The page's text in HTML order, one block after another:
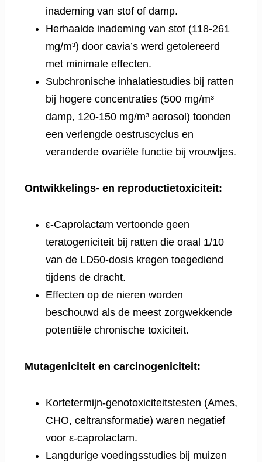
inademing van stof of damp.
Herhaalde inademing van stof (118-261
mg/m³) door cavia’s werd getolereerd
met minimale effecten.
Subchronische inhalatiestudies bij ratten
bij hogere concentraties (500 mg/m³
damp, 120-150 mg/m³ aerosol) toonden
een verlengde oestruscyclus en
veranderde ovariële functie bij vrouwtjes.
Ontwikkelings- en reproductietoxiciteit:
ε-Caprolactam vertoonde geen
teratogeniciteit bij ratten die oraal 1/10
van de LD50-dosis kregen toegediend
tijdens de dracht.
Effecten op de nieren worden
beschouwd als de meest zorgwekkende
potentiële chronische toxiciteit.
Mutageniciteit en carcinogeniciteit:
Kortetermijn-genotoxiciteitstesten (Ames,
CHO, celtransformatie) waren negatief
voor ε-caprolactam.
Langdurige voedingsstudies bij muizen